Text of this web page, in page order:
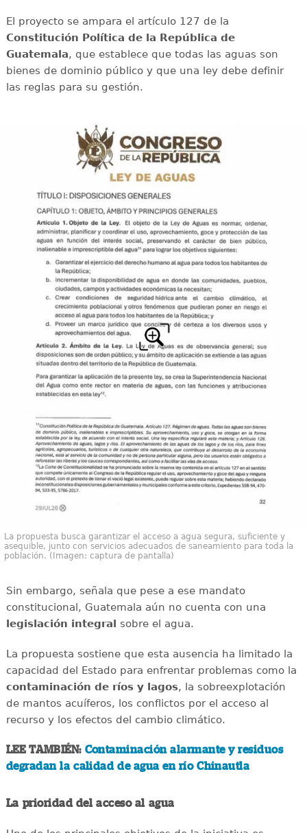
El proyecto se ampara el artículo 127 de la
Constitución Política de la República de
Guatemala, que establece que todas las aguas son
bienes de dominio público y que una ley debe definir
las reglas para su gestión.
La propuesta busca garantizar el acceso a agua segura, suficiente y
asequible, junto con servicios adecuados de saneamiento para toda la
población. (Imagen: captura de pantalla)
Sin embargo, señala que pese a ese mandato
constitucional, Guatemala aún no cuenta con una
legislación integral sobre el agua.
La propuesta sostiene que esta ausencia ha limitado la
capacidad del Estado para enfrentar problemas como la
contaminación de ríos y lagos, la sobreexplotación
de mantos acuíferos, los conflictos por el acceso al
recurso y los efectos del cambio climático.
LEE TAMBIÉN: Contaminación alarmante y residuos
degradan la calidad de agua en río Chinautla
La prioridad del acceso al agua